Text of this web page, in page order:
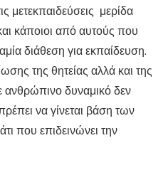
μετεκπαιδεύσεις μερίδα
κάποιοι από αυτούς που
διάθεση για εκπαίδευση.
της θητείας αλλά και της
ανθρώπινο δυναμικό δεν
να γίνεται βάση των
που επιδεινώνει την